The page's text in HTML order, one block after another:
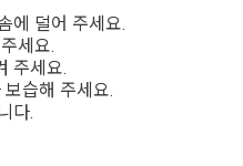
에 덜어 주세요.
세요.
주세요.
습해 주세요.
다.